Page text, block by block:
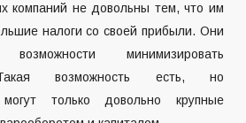
компаний не довольны тем, что им
налоги со своей прибыли. Они
минимизировать
Такая возможность есть, но
могут только довольно крупные